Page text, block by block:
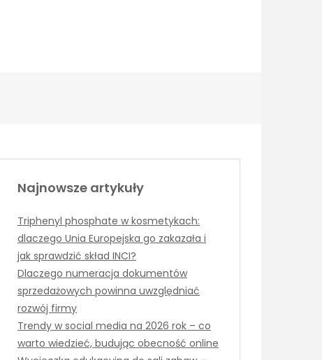
Najnowsze artykuły
Triphenyl phosphate w kosmetykach:
dlaczego Unia Europejska go zakazała i
jak sprawdzić skład INCI?
Dlaczego numeracja dokumentów
sprzedażowych powinna uwzględniać
rozwój firmy
Trendy w social media na 2026 rok – co
warto wiedzieć, budując obecność online